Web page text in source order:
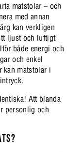
matstolar – och
med annan
kan verkligen
ljust och luftigt
både energi och
och enkel
kan matstolar i
Att blanda
personlig och